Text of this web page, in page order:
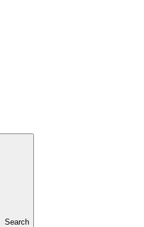
Search